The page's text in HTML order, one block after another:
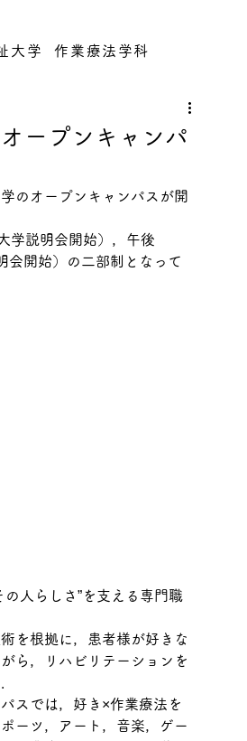
大学 作業療法学科
ープンキャンパ
のオープンキャンパスが開
学説明会開始），午後
会開始）の二部制となって
の人らしさ”を支える専門職
を根拠に，患者様が好きな
ら，リハビリテーションを
スでは，好き×作業療法を
ーツ，アート，音楽，ゲー